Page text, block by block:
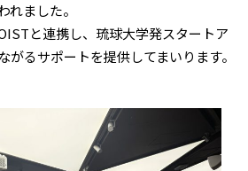
れました。
と連携し、琉球大学発スタートア
がるサポートを提供してまいります。